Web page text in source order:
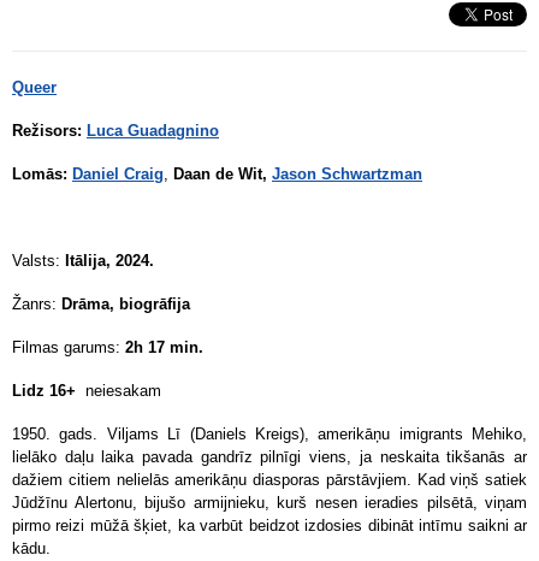
Queer
Režisors: Luca Guadagnino
Lomās: Daniel Craig, Daan de Wit, Jason Schwartzman
Valsts: Itālija, 2024.
Žanrs: Drāma, biogrāfija
Filmas garums: 2h 17 min.
Lidz 16+ neiesakam
1950. gads. Viljams Lī (Daniels Kreigs), amerikāņu imigrants Mehiko,
lielāko daļu laika pavada gandrīz pilnīgi viens, ja neskaita tikšanās ar
dažiem citiem nelielās amerikāņu diasporas pārstāvjiem. Kad viņš satiek
Jūdžīnu Alertonu, bijušo armijnieku, kurš nesen ieradies pilsētā, viņam
pirmo reizi mūžā šķiet, ka varbūt beidzot izdosies dibināt intīmu saikni ar
kādu.